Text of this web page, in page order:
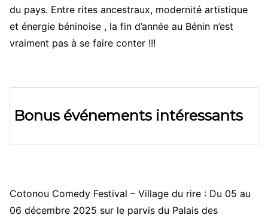
du pays. Entre rites ancestraux, modernité artistique
et énergie béninoise , la fin d’année au Bénin n’est
vraiment pas à se faire conter !!!
Bonus événements intéressants
Cotonou Comedy Festival – Village du rire : Du 05 au
06 décembre 2025 sur le parvis du Palais des